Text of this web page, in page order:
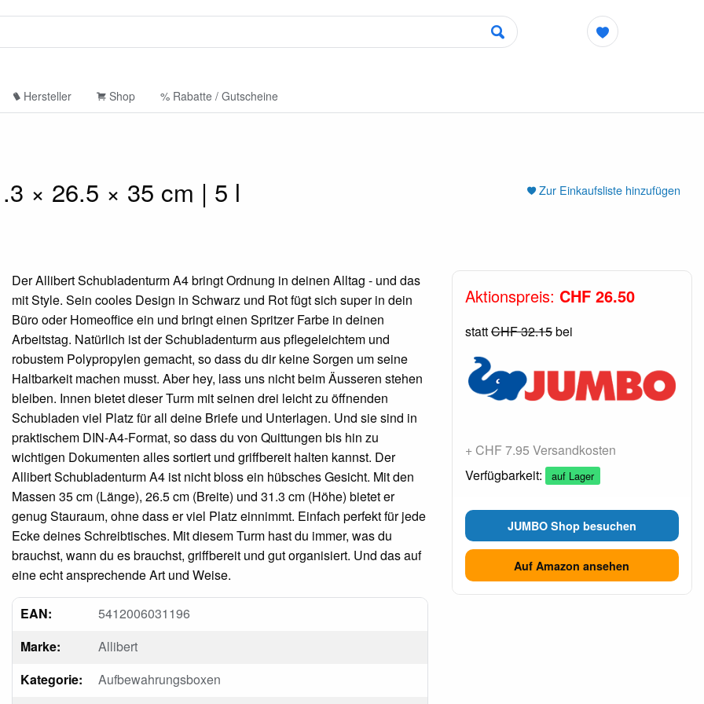
Hersteller Shop % Rabatte / Gutscheine
Zur Einkaufsliste hinzufügen
× 26.5 × 35 cm | 5 l
Der Allibert Schubladenturm A4 bringt Ordnung in deinen Alltag - und das
mit Style. Sein cooles Design in Schwarz und Rot fügt sich super in dein
Büro oder Homeoffice ein und bringt einen Spritzer Farbe in deinen
Arbeitstag. Natürlich ist der Schubladenturm aus pflegeleichtem und
robustem Polypropylen gemacht, so dass du dir keine Sorgen um seine
Haltbarkeit machen musst. Aber hey, lass uns nicht beim Äusseren stehen
bleiben. Innen bietet dieser Turm mit seinen drei leicht zu öffnenden
Schubladen viel Platz für all deine Briefe und Unterlagen. Und sie sind in
praktischem DIN-A4-Format, so dass du von Quittungen bis hin zu
wichtigen Dokumenten alles sortiert und griffbereit halten kannst. Der
Allibert Schubladenturm A4 ist nicht bloss ein hübsches Gesicht. Mit den
Massen 35 cm (Länge), 26.5 cm (Breite) und 31.3 cm (Höhe) bietet er
genug Stauraum, ohne dass er viel Platz einnimmt. Einfach perfekt für jede
Ecke deines Schreibtisches. Mit diesem Turm hast du immer, was du
brauchst, wann du es brauchst, griffbereit und gut organisiert. Und das auf
eine echt ansprechende Art und Weise.
EAN:
5412006031196
Marke:
Allibert
Kategorie:
Aufbewahrungsboxen
Aktionspreis: CHF 26.50
stattCHF 32.15bei
+ CHF 7.95 Versandkosten
Verfügbarkeit:
auf Lager
JUMBO Shop besuchen
Auf Amazon ansehen